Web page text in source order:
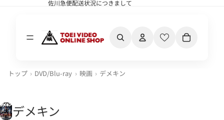
佐川急便配送状況につきまして
佐川急便配送状況につきまして
トップ DVD/Blu-ray 映画 デメキン
デメキン